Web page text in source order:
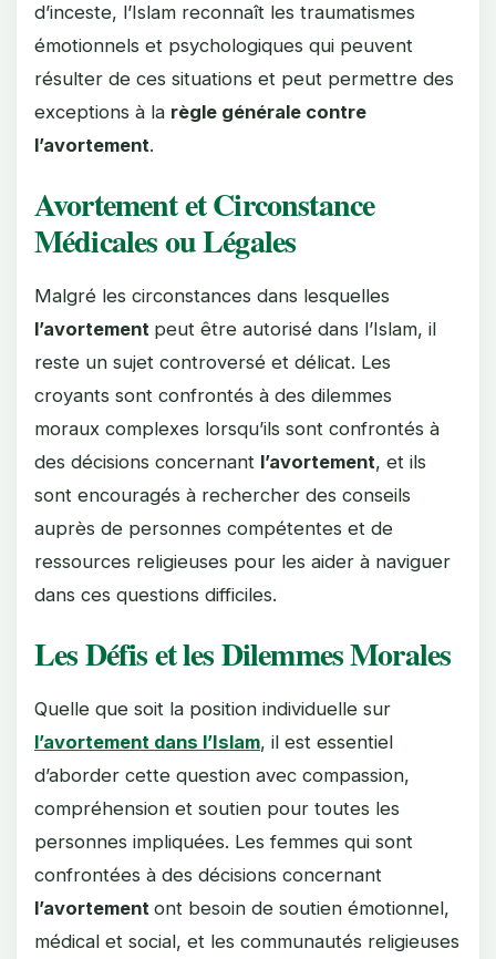
d’inceste, l’Islam reconnaît les traumatismes
émotionnels et psychologiques qui peuvent
résulter de ces situations et peut permettre des
exceptions à la règle générale contre
l’avortement.
Avortement et Circonstance
Médicales ou Légales
Malgré les circonstances dans lesquelles
l’avortement peut être autorisé dans l’Islam, il
reste un sujet controversé et délicat. Les
croyants sont confrontés à des dilemmes
moraux complexes lorsqu’ils sont confrontés à
des décisions concernant l’avortement, et ils
sont encouragés à rechercher des conseils
auprès de personnes compétentes et de
ressources religieuses pour les aider à naviguer
dans ces questions difficiles.
Les Défis et les Dilemmes Morales
Quelle que soit la position individuelle sur
l’avortement dans l’Islam, il est essentiel
d’aborder cette question avec compassion,
compréhension et soutien pour toutes les
personnes impliquées. Les femmes qui sont
confrontées à des décisions concernant
l’avortement ont besoin de soutien émotionnel,
médical et social, et les communautés religieuses